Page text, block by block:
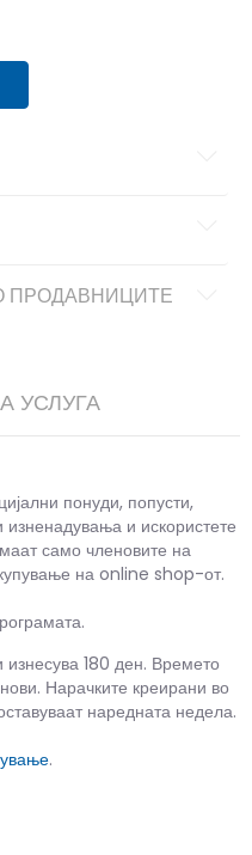
ПРОДАВНИЦИТЕ
УСЛУГА
понуди, попусти,
и искористете
само членовите на
на online shop-от.
изнесува 180 ден. Времето
Нарачките креирани во
наредната недела.
.